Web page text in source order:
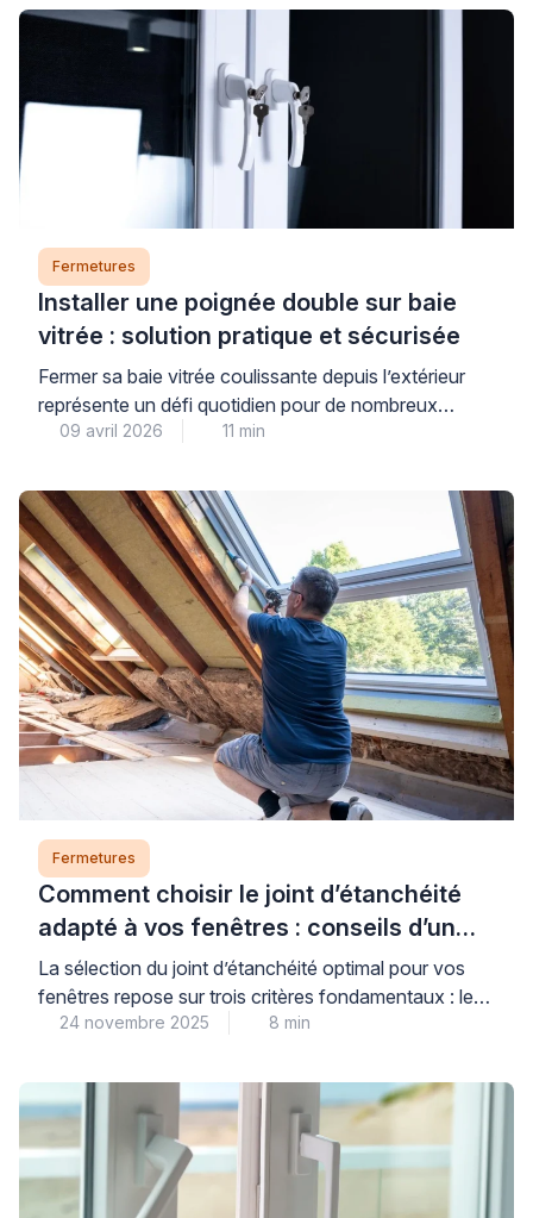
Fermetures
Installer une poignée double sur baie
vitrée : solution pratique et sécurisée
Fermer sa baie vitrée coulissante depuis l’extérieur
représente un défi quotidien pour de nombreux
propriétaires. Cette situation se présente
ou d’une terrasse sans laisser son logement ouvert.
La poignée double baie vitrée constitue une réponse
adaptée à cette problématique courante. Elle permet
de manœuvrer la menuiserie des deux côtés […]
09 avril 2026 11 min
Fermetures
Comment choisir le joint d’étanchéité
adapté à vos fenêtres : conseils d’un
expert
La sélection du joint d’étanchéité optimal pour vos
fenêtres repose sur trois critères fondamentaux : le
matériau de menuiserie, le type d’ouverture et
qualité correctement installés constituent un
investissement stratégique pour votre confort
thermique et acoustique quotidien. Ces éléments
techniques, souvent négligés, influencent
directement votre consommation énergétique […]
24 novembre 2025 8 min